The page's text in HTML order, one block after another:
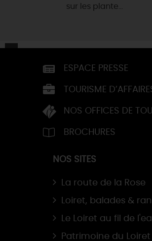
sur les plante...
ESPACE PRESSE
TOURISME
NOS OFFICES DE
BROCHURES
NOS SITES
La route de la Rose
Loiret, balades &
Le Loiret au fil de
Patrimoine du Loiret